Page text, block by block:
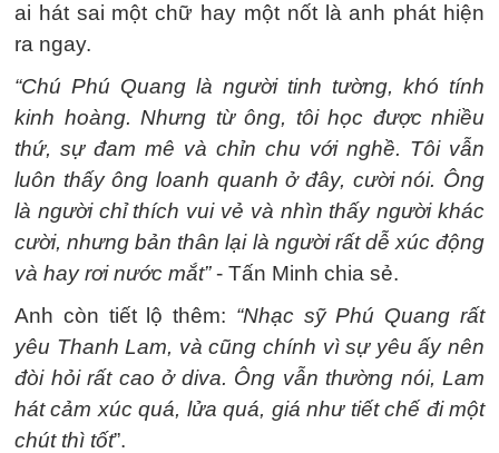
ai hát sai một chữ hay một nốt là anh phát hiện
ra ngay.
“Chú Phú Quang là người tinh tường, khó tính
kinh hoàng. Nhưng từ ông, tôi học được nhiều
thứ, sự đam mê và chỉn chu với nghề. Tôi vẫn
luôn thấy ông loanh quanh ở đây, cười nói. Ông
là người chỉ thích vui vẻ và nhìn thấy người khác
cười, nhưng bản thân lại là người rất dễ xúc động
và hay rơi nước mắt”- Tấn Minh chia sẻ.
Anh còn tiết lộ thêm: “Nhạc sỹ Phú Quang rất
yêu Thanh Lam, và cũng chính vì sự yêu ấy nên
đòi hỏi rất cao ở diva. Ông vẫn thường nói, Lam
hát cảm xúc quá, lửa quá, giá như tiết chế đi một
chút thì tốt”.